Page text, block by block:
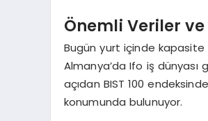
Önemli Veriler
Bugün yurt içinde kapasite
Almanya’da Ifo iş dünyası
açıdan BIST 100
konumunda bulunuyor.